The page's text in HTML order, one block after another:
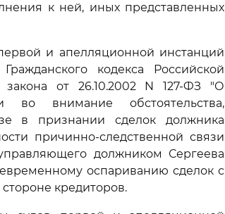
к ней, иных представленных
и апелляционной инстанций
кодекса Российской
от 26.10.2002 N 127-ФЗ "О
во внимание обстоятельства,
в признании сделок должника
причинно-следственной связи
должником Сергеева
оспариванию сделок с
кредиторов.